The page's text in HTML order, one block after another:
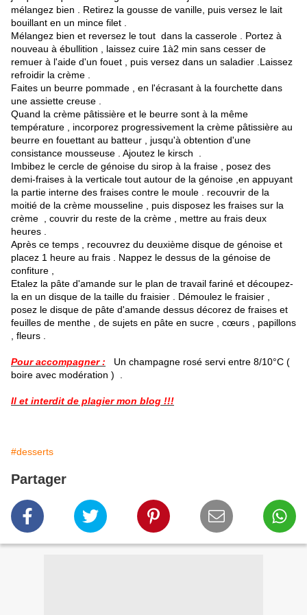
mélangez bien . Retirez la gousse de vanille, puis versez le lait
bouillant en un mince filet .
Mélangez bien et reversez le tout dans la casserole . Portez à
nouveau à ébullition , laissez cuire 1à2 min sans cesser de
remuer à l'aide d'un fouet , puis versez dans un saladier .Laissez
refroidir la crème .
Faites un beurre pommade , en l'écrasant à la fourchette dans
une assiette creuse .
Quand la crème pâtissière et le beurre sont à la même
température , incorporez progressivement la crème pâtissière au
beurre en fouettant au batteur , jusqu'à obtention d'une
consistance mousseuse . Ajoutez le kirsch .
Imbibez le cercle de génoise du sirop à la fraise , posez des
demi-fraises à la verticale tout autour de la génoise ,en appuyant
la partie interne des fraises contre le moule . recouvrir de la
moitié de la crème mousseline , puis disposez les fraises sur la
crème , couvrir du reste de la crème , mettre au frais deux
heures .
Après ce temps , recouvrez du deuxième disque de génoise et
placez 1 heure au frais . Nappez le dessus de la génoise de
confiture ,
Etalez la pâte d'amande sur le plan de travail fariné et découpez-
la en un disque de la taille du fraisier . Démoulez le fraisier ,
posez le disque de pâte d'amande dessus décorez de fraises et
feuilles de menthe , de sujets en pâte en sucre , cœurs , papillons
, fleurs .
Pour accompagner : Un champagne rosé servi entre 8/10°C (
boire avec modération ) .
Il et interdit de plagier mon blog !!!
#desserts
Partager